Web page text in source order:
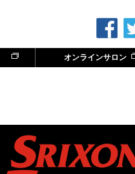
オンラインサロン